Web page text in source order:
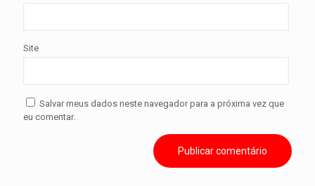
Site
Salvar meus dados neste navegador para a próxima vez que
eu comentar.